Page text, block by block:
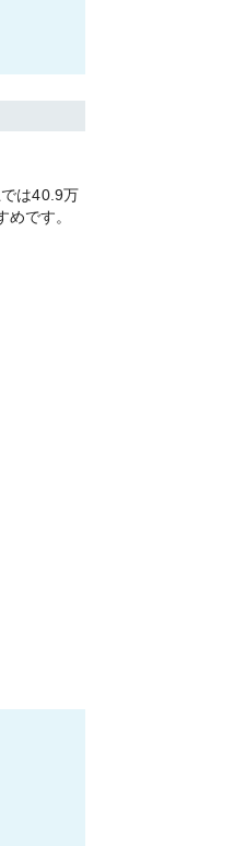
は40.9万
です。